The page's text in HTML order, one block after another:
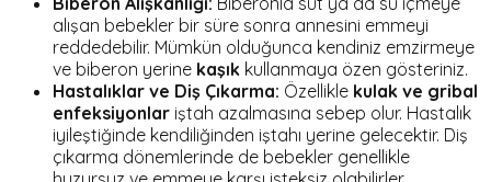
alışan bebekler bir süre sonra annesini emmeyi
reddedebilir. Mümkün olduğunca kendiniz emzirmeye
ve biberon yerine kaşık kullanmaya özen gösteriniz.
Hastalıklar ve Diş Çıkarma: Özellikle kulak ve gribal
enfeksiyonlar iştah azalmasına sebep olur. Hastalık
iyileştiğinde kendiliğinden iştahı yerine gelecektir. Diş
çıkarma dönemlerinde de bebekler genellikle